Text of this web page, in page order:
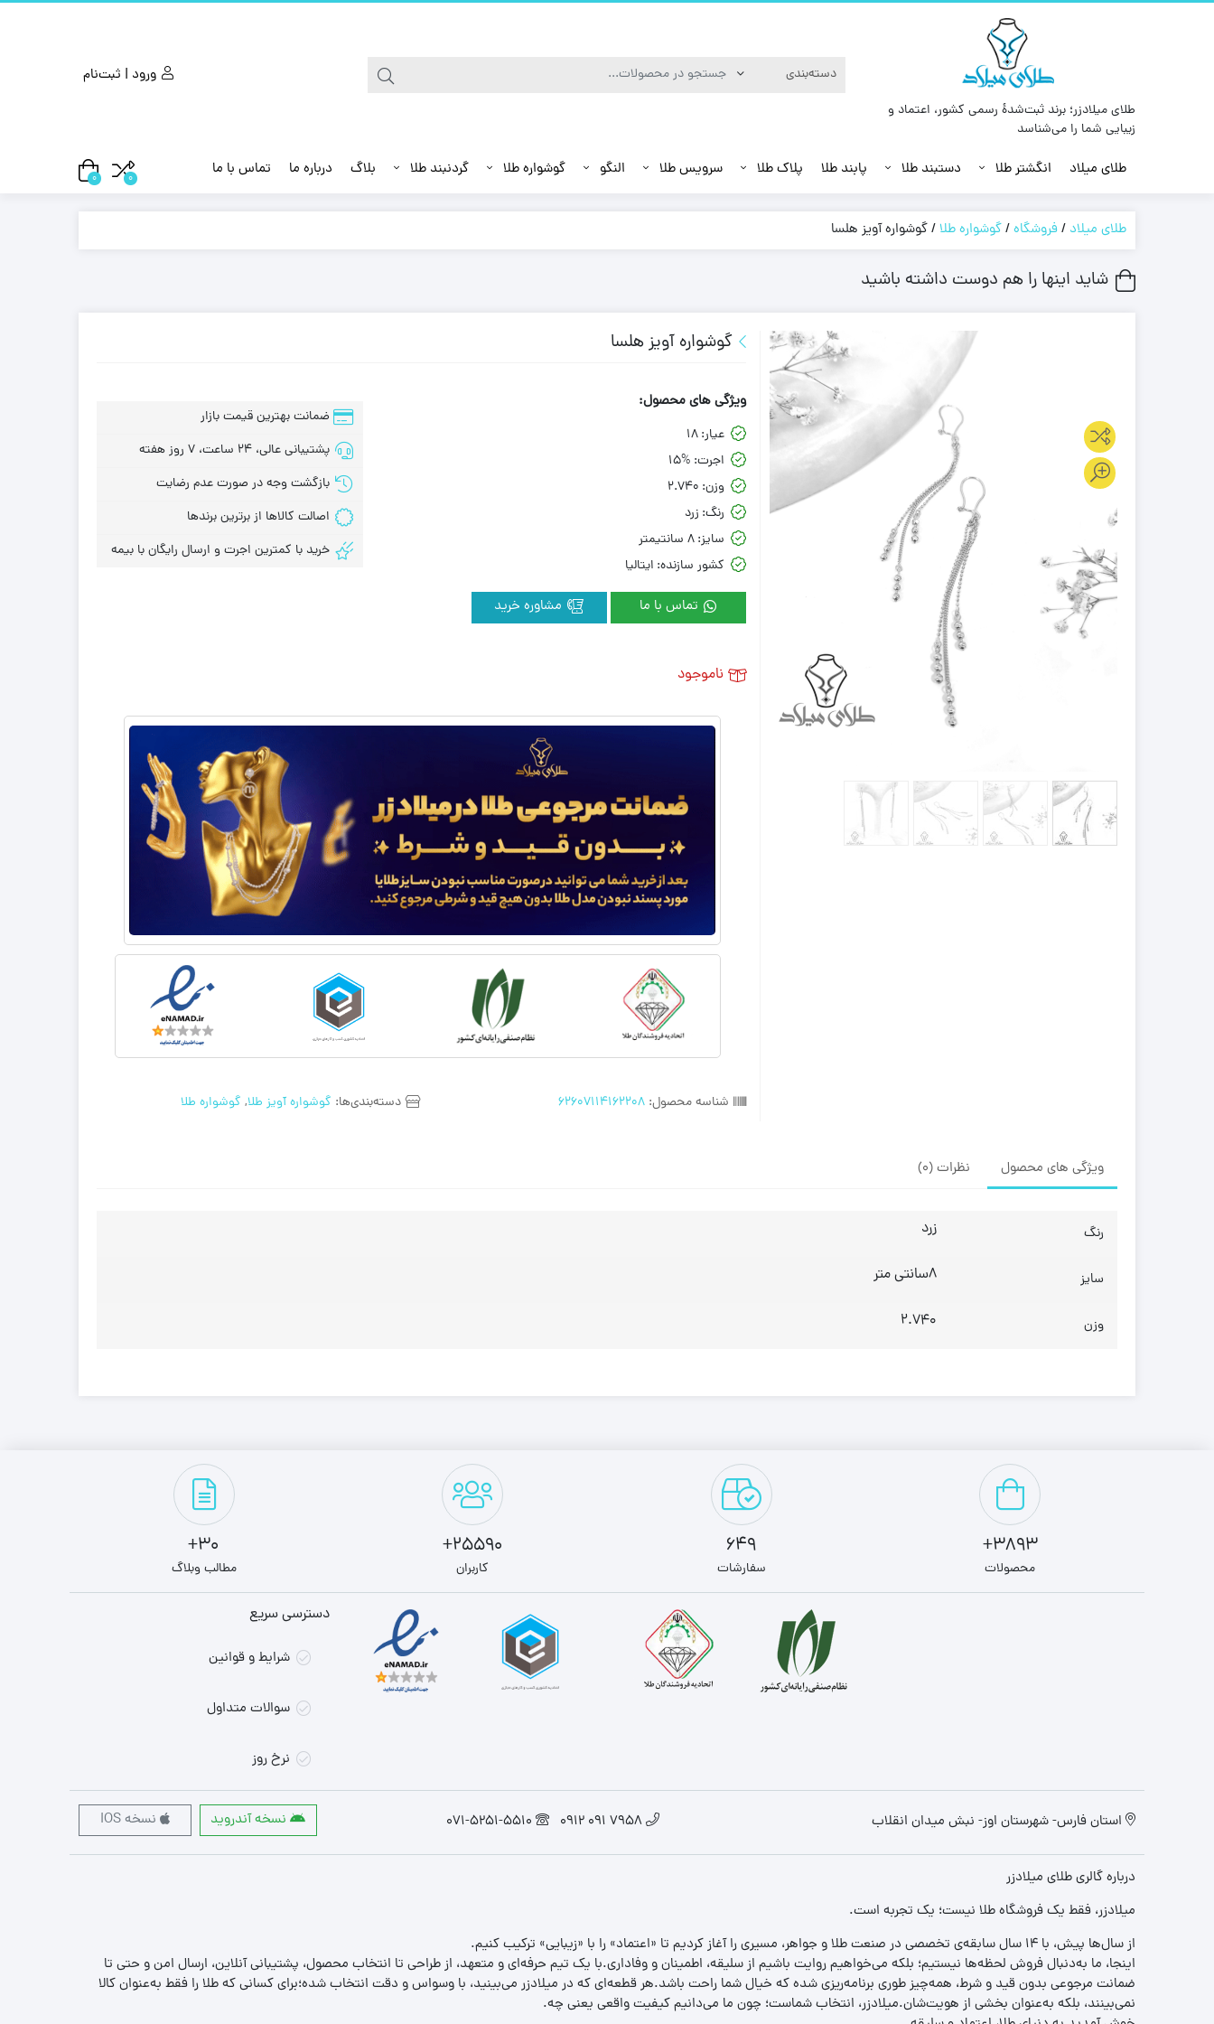
طلای میلادزر؛ برند ثبت‌شدهٔ رسمی کشور، اعتماد و
زیبایی شما را می‌شناسد
ورود | ثبت‌نام
طلای میلاد انگشتر طلا دستبند طلا پابند طلا پلاک طلا سرویس طلا النگو گوشواره طلا گردنبند طلا بلاگ درباره ما تماس با ما 0
0
طلای میلاد /فروشگاه/گوشواره طلا/گوشواره آویز هلسا
شاید اینها را هم دوست داشته باشید
گوشواره آویز هلسا
شناسه محصول:62607114162208 دسته‌بندی‌ها: گوشواره آویز طلا, گوشواره طلا
ویژگی های محصول:
عیار: 18
اجرت: 15%
وزن: 2.740
رنگ: زرد
سایز: 8 سانتیمتر
کشور سازنده: ایتالیا
تماس با ما
ضمانت بهترین قیمت بازار
پشتیبانی عالی، 24 ساعت، 7 روز هفته
بازگشت وجه در صورت عدم رضایت
اصالت کالاها از برترین برندها
خرید با کمترین اجرت و ارسال رایگان با بیمه
ناموجود
ویژگی های محصول نظرات (0)
رنگ زرد
سایز 8سانتی متر
وزن 2.740
3893+
محصولات
649
سفارشات
25590+
کاربران
30+
مطالب وبلاگ
دسترسی سریع
شرایط و قوانین
سوالات متداول
نرخ روز
استان فارس- شهرستان اوز- نبش میدان انقلاب 7958 091 0912
071-5251-5510 نسخه آندروید نسخه IOS
درباره گالری طلای میلادزر
میلادزر، فقط یک فروشگاه طلا نیست؛ یک تجربه‌ است.
از سال‌ها پیش، با ۱۴ سال سابقه‌ی تخصصی در صنعت طلا و جواهر، مسیری را آغاز کردیم تا «اعتماد» را با «زیبایی» ترکیب کنیم.
اینجا، ما به‌دنبال فروش لحظه‌ها نیستیم؛ بلکه می‌خواهیم روایت باشیم از سلیقه، اطمینان و وفاداری.با یک تیم حرفه‌ای و متعهد، از طراحی تا انتخاب محصول، پشتیبانی آنلاین، ارسال امن و حتی تا
ضمانت مرجوعی بدون قید و شرط، همه‌چیز طوری برنامه‌ریزی شده که خیال شما راحت باشد.هر قطعه‌ای که در میلادزر می‌بینید، با وسواس و دقت انتخاب شده؛برای کسانی که طلا را فقط به‌عنوان کالا
نمی‌بینند، بلکه به‌عنوان بخشی از هویت‌شان.میلادزر، انتخاب شماست؛ چون ما می‌دانیم کیفیت واقعی یعنی چه.